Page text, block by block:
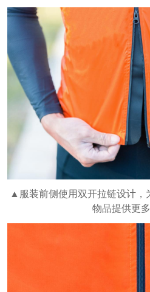
▲服装前侧使用双开拉链设计，
物品提供更多